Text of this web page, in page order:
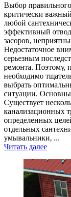
Выбор
критически
любой
эффективный
засоров,
Недостаточное
серьезным
ремонта. Поэтому,
необходимо
выбрать
ситуации.
Существует
канализационных
определенных
отдельных
умывальники, ...
Читать далее